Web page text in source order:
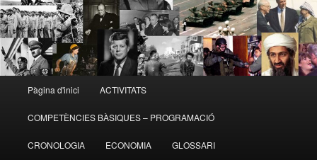
Aneu
al
contingut
Aneu
al
contingut
Pàgina d'inici ACTIVITATS
COMPETÈNCIES BÀSIQUES – PROGRAMACIÓ
CRONOLOGIA ECONOMIA GLOSSARI